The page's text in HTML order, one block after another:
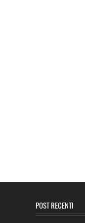
POST RECENTI